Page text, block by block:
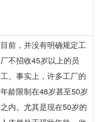
目前，并没有明确规定工
厂不招收45岁以上的员
工。事实上，许多工厂的
年龄限制在48岁甚至50岁
之内。尤其是现在50岁的